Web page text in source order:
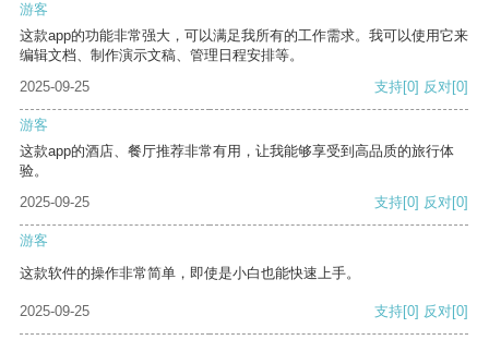
游客
这款app的功能非常强大，可以满足我所有的工作需求。我可以使用它来
编辑文档、制作演示文稿、管理日程安排等。
2025-09-25
支持[0] 反对[0]
游客
这款app的酒店、餐厅推荐非常有用，让我能够享受到高品质的旅行体
验。
2025-09-25
支持[0] 反对[0]
游客
这款软件的操作非常简单，即使是小白也能快速上手。
2025-09-25 支持[0] 反对[0]